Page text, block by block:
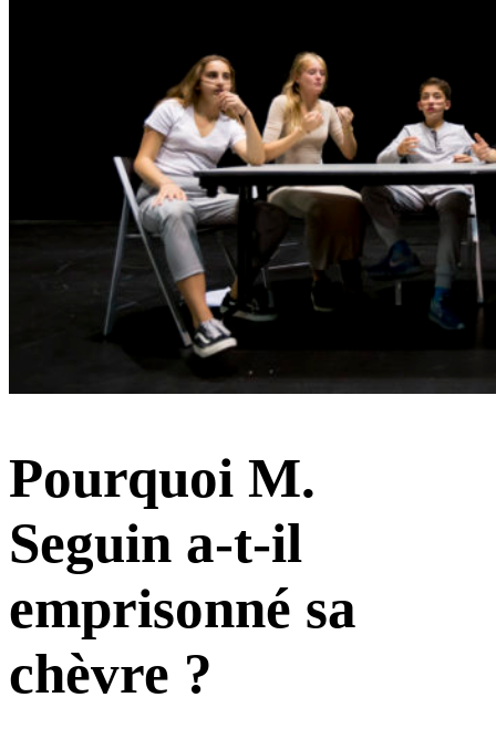
Pourquoi M.
Seguin a-t-il
emprisonné sa
chèvre ?